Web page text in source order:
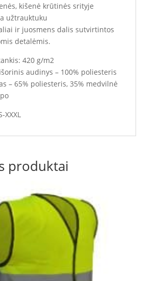
kišenė krūtinės srityje
užtrauktuku
ir juosmens dalis sutvirtintos
detalėmis.
420 g/m2
audinys – 100% poliesteris
– 65% poliesteris, 35% medvilnė
XXXL
produktai